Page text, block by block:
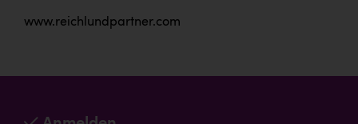
www.reichlundpartner.com